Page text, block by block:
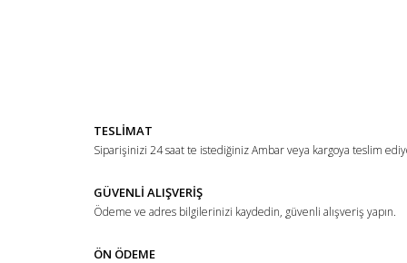
Ürün açıklamasında eksik bilgiler bulunuyor.
Ürün fiyatı diğer sitelerden daha pahalı.
Bu ürüne benzer farklı alternatifler olmalı.
TESLİMAT
Siparişinizi 24 saat te istediğiniz Ambar veya kargoya teslim
GÜVENLİ ALIŞVERİŞ
Ödeme ve adres bilgilerinizi kaydedin, güvenli alışveriş yapın.
ÖN ÖDEME